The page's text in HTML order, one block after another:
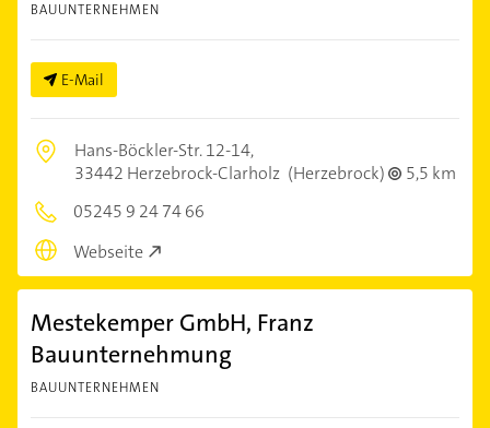
BAUUNTERNEHMEN
E-Mail
Hans-Böckler-Str. 12-14,
33442 Herzebrock-Clarholz (Herzebrock)
5,5 km
05245 9 24 74 66
Webseite
Mestekemper GmbH, Franz
Bauunternehmung
BAUUNTERNEHMEN